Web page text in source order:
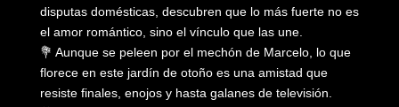
disputas domésticas, descubren que lo más fuerte no es
el amor romántico, sino el vínculo que las une.
💐 Aunque se peleen por el mechón de Marcelo, lo que
florece en este jardín de otoño es una amistad que
resiste finales, enojos y hasta galanes de televisión.